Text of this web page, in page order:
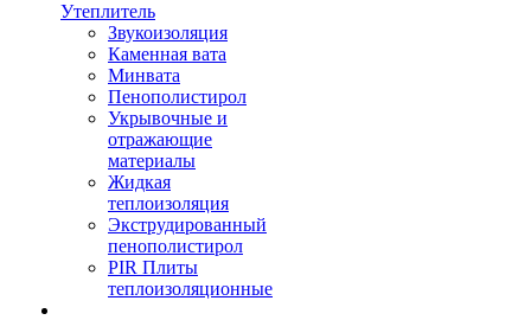
Утеплитель
Звукоизоляция
Каменная вата
Минвата
Пенополистирол
Укрывочные и
отражающие
материалы
Жидкая
теплоизоляция
Экструдированный
пенополистирол
PIR Плиты
теплоизоляционные